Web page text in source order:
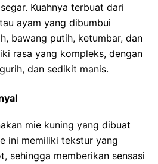
Kuahnya terbuat dari
ayam yang dibumbui
bawang putih, ketumbar, dan
rasa yang kompleks, dengan
dan sedikit manis.
mie kuning yang dibuat
ini memiliki tekstur yang
sehingga memberikan sensasi